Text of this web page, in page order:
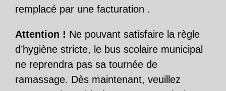
remplacé par une facturation .
Attention ! Ne pouvant satisfaire la règle
d’hygiène stricte, le bus scolaire municipal
ne reprendra pas sa tournée de
ramassage. Dès maintenant, veuillez